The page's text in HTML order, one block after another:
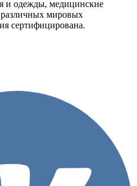
и одежды, медицинские
мировых
сертифицирована.